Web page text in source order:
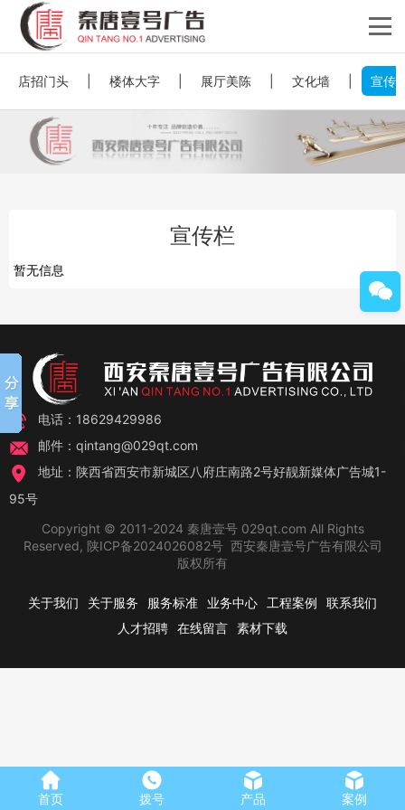
店招门头 楼体大字 展厅美陈 文化墙 宣传
宣传栏
暂无信息
电话：18629429986
邮件：qintang@029qt.com
地址：陕西省西安市新城区八府庄南路2号好靓新媒体广告城1-
95号
Copyright © 2011-2024 秦唐壹号 029qt.com All Rights
Reserved, 陕ICP备2024026082号 西安秦唐壹号广告有限公司
版权所有
关于我们 关于服务 服务标准 业务中心 工程案例
联系我们
人才招聘 在线留言 素材下载
首页 拨号 产品 案例